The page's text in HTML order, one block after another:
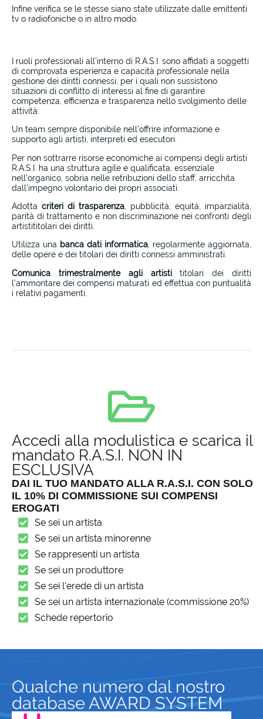
Infine verifica se le stesse siano state utilizzate dalle emittenti
tv o radiofoniche o in altro modo.
I ruoli professionali all’interno di R.A.S.I. sono affidati a soggetti
di comprovata esperienza e capacità professionale nella
gestione dei diritti connessi, per i quali non sussistono
situazioni di conflitto di interessi al fine di garantire
competenza, efficienza e trasparenza nello svolgimento delle
attività.
Un team sempre disponibile nell’offrire informazione e
supporto agli artisti, interpreti ed esecutori.
Per non sottrarre risorse economiche ai compensi degli artisti
R.A.S.I. ha una struttura agile e qualificata, essenziale
nell’organico, sobria nelle retribuzioni dello staff, arricchita
dall’impegno volontario dei propri associati.
Adotta criteri di trasparenza , pubblicità, equità, imparzialità,
parità di trattamento e non discriminazione nei confronti degli
artistititolari dei diritti.
Utilizza una banca dati informatica, regolarmente aggiornata,
delle opere e dei titolari dei diritti connessi amministrati.
Comunica trimestralmente
agli artistititolari dei diritti
l’ammontare dei compensi maturati ed effettua con puntualità
i relativi pagamenti.
Accedi alla modulistica e scarica il
mandato R.A.S.I. NON IN
ESCLUSIVA
DAI IL TUO MANDATO ALLA R.A.S.I. CON SOLO
IL 10% DI COMMISSIONE SUI COMPENSI
EROGATI
Se sei un artista
Se sei un artista minorenne
Se rappresenti un artista
Se sei un produttore
Se sei l'erede di un artista
Se sei un artista internazionale (commissione 20%)
Schede repertorio
Qualche numero dal nostro
database AWARD SYSTEM